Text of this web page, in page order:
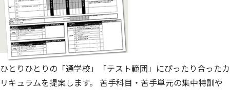
ひとりひとりの「通学校」「テスト範囲」にぴったり合ったカ
リキュラムを提案します。 苦手科目・苦手単元の集中特訓や